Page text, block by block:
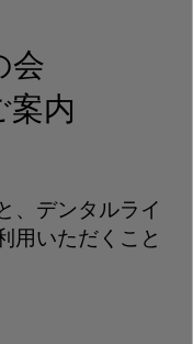
会
案内
、デンタルライ
用いただくこと